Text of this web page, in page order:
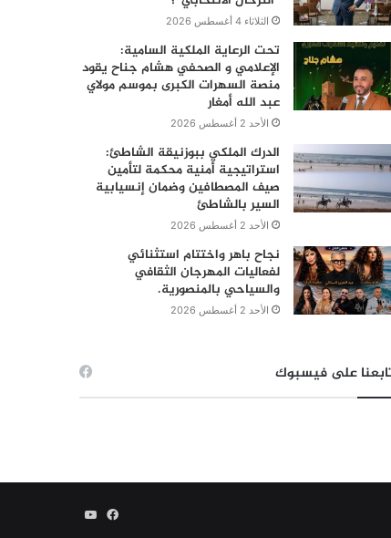
الثلاثاء 4 أغسطس 2026
تحت الرعاية الملكية السامية:
الإعلامي و الصحفي هشام جناح يقود
منصة السهرات الكبرى بموسم مولاي
عبد الله أمغار
الأحد 2 أغسطس 2026
الدرك الملكي ببوزنيقة الشاطئ:
استراتيجية أمنية محكمة لتأمين
صيف المصطافين وضمان إنسيابية
السير بالشاطئ
الأحد 2 أغسطس 2026
نجاح باهر واختتام استثنائي
لفعاليات المهرجان الثقافي
والسياحي بالمنصورية.
الأحد 2 أغسطس 2026
على فيسبوك
فيسبوكيوتيوب